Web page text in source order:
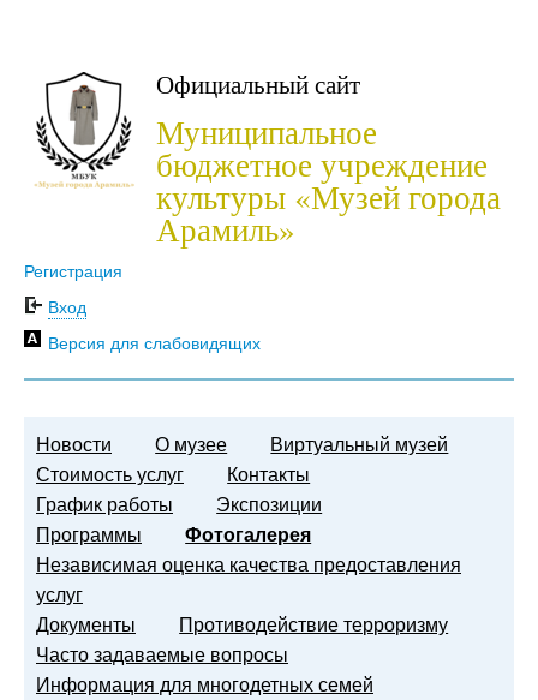
Официальный сайт
Муниципальное
бюджетное учреждение
культуры «Музей города
Арамиль»
Регистрация
Вход
Версия для слабовидящих
Новости О музее
Виртуальный музей
Стоимость услуг
Контакты
График работы
Экспозиции
Программы
Фотогалерея
Независимая оценка качества предоставления
услуг
Документы
Противодействие терроризму
Часто задаваемые вопросы
Информация для многодетных семей